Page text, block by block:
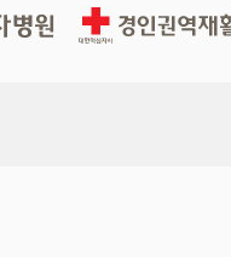
경인권역적십자병원